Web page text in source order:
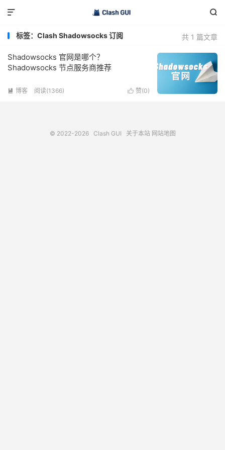


共 1 篇文章
标签：Clash Shadowsocks 订阅
Shadowsocks 官网是哪个？
Shadowsocks 节点服务商推荐
 赞(0)
 博客 阅读(1366)
© 2022-2026 Clash GUI 关于本站 网站地图